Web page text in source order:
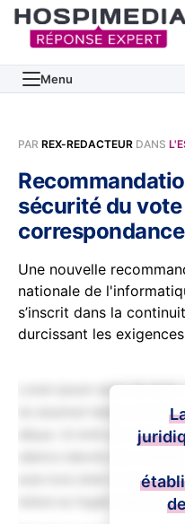
Menu
PAR REX-REDACTEUR DANS
sécurité du
Une nouvelle
nationale de
s’inscrit dans la
durcissant les
Lorem ipsum dolor sit
do eiusmod tempor
aliqua. Ut enim ad minim
ullamco laboris nisi ut
aute irure dolor in
dolore eu fugiat nulla